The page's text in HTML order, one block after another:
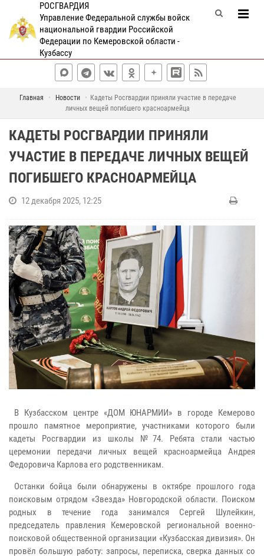
РОСГВАРДИЯ
Управление Федеральной службы войск
национальной гвардии Российской
Федерации по Кемеровской области -
Кузбассу
Главная Новости
Кадеты Росгвардии приняли участие в передаче
личных вещей погибшего красноармейца
КАДЕТЫ РОСГВАРДИИ ПРИНЯЛИ
УЧАСТИЕ В ПЕРЕДАЧЕ ЛИЧНЫХ ВЕЩЕЙ
ПОГИБШЕГО КРАСНОАРМЕЙЦА
12 декабря 2025, 12:25
В Кузбасском центре «ДОМ ЮНАРМИИ» в городе Кемерово
прошло памятное мероприятие, участниками которого были
кадеты Росгвардии из школы №74. Ребята стали частью
церемонии передачи личных вещей красноармейца Андрея
Федоровича Карлова его родственникам.
Останки бойца были обнаружены в октябре прошлого года
поисковым отрядом «Звезда» Новгородской области. Поиском
родных в течение года занимался Сергей Шулейкин,
председатель правления Кемеровской региональной военно-
поисковой общественной организации «Кузбасская дивизия». Он
провёл большую работу: запросы, переписка, сверка данных со